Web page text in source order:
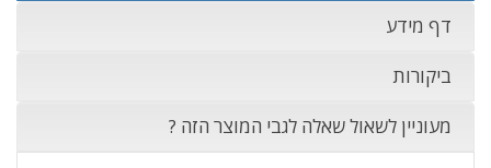
דף מידע
ביקורות
מעוניין לשאול שאלה לגבי המוצר הזה ?